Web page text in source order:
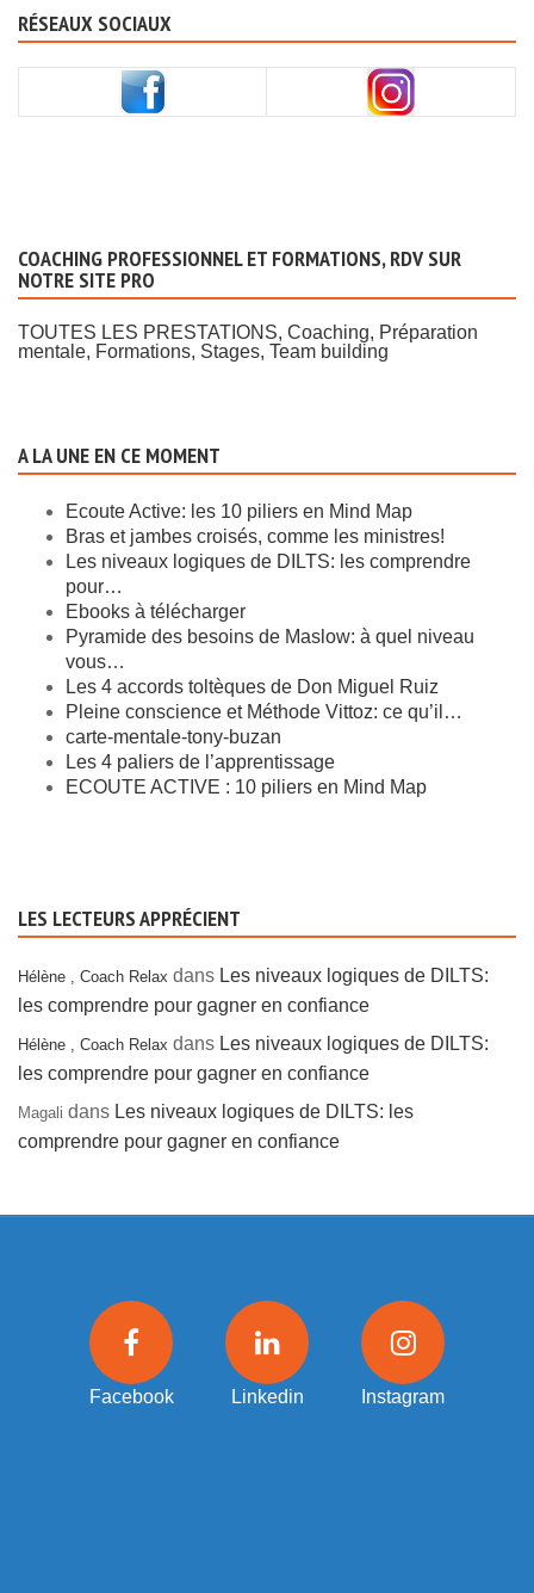
RÉSEAUX SOCIAUX
COACHING PROFESSIONNEL ET FORMATIONS, RDV SUR
NOTRE SITE PRO
TOUTES LES PRESTATIONS, Coaching, Préparation
mentale, Formations, Stages, Team building
A LA UNE EN CE MOMENT
Ecoute Active: les 10 piliers en Mind Map
Bras et jambes croisés, comme les ministres!
Les niveaux logiques de DILTS: les comprendre
pour…
Ebooks à télécharger
Pyramide des besoins de Maslow: à quel niveau
vous…
Les 4 accords toltèques de Don Miguel Ruiz
Pleine conscience et Méthode Vittoz: ce qu’il…
carte-mentale-tony-buzan
Les 4 paliers de l’apprentissage
ECOUTE ACTIVE : 10 piliers en Mind Map
LES LECTEURS APPRÉCIENT
Hélène , Coach Relax dans Les niveaux logiques de DILTS:
les comprendre pour gagner en confiance
Hélène , Coach Relax dans Les niveaux logiques de DILTS:
les comprendre pour gagner en confiance
Magali dans Les niveaux logiques de DILTS: les
comprendre pour gagner en confiance
Facebook Linkedin Instagram